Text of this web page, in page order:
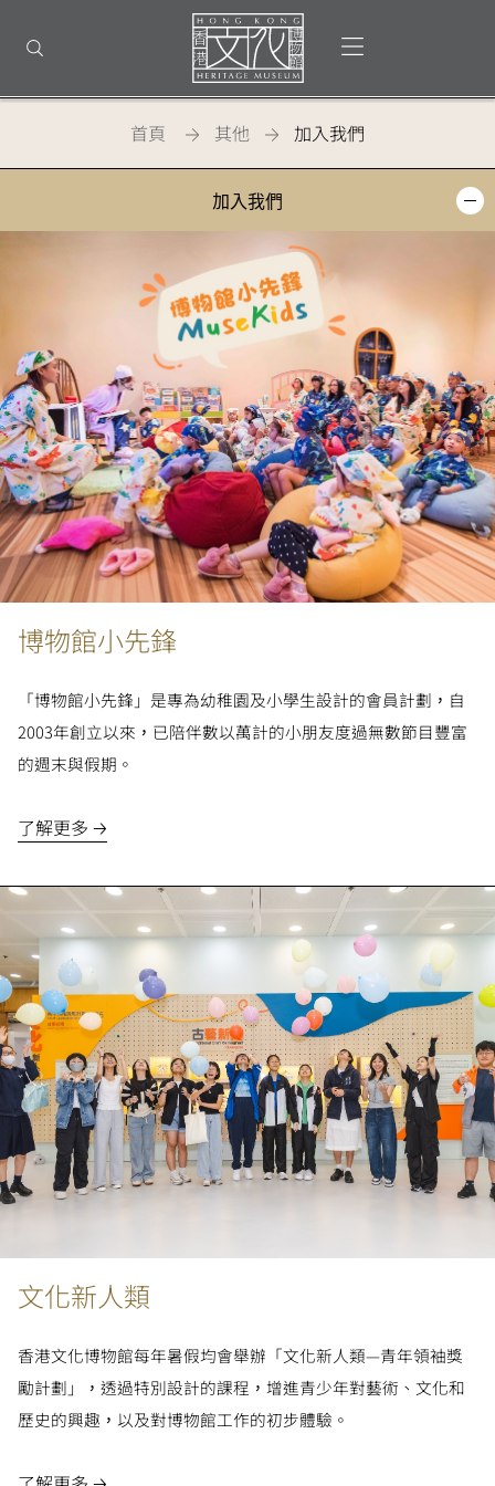
部
打開搜尋
首
頁
打開選單
首頁 其他 加入我們
港
博
物
館
-
加
入
我
們
加入我們
博物館小先鋒
「博物館小先鋒」是專為幼稚園及小學生設計的會員計劃，自
2003年創立以來，已陪伴數以萬計的小朋友度過無數節目豐富
的週末與假期。
了解更多 🡢
文化新人類
香港文化博物館每年暑假均會舉辦「文化新人類—青年領袖獎
勵計劃」，透過特別設計的課程，增進青少年對藝術、文化和
歷史的興趣，以及對博物館工作的初步體驗。